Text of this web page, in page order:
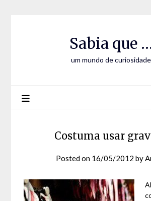
Sabia que
um mundo de
Costuma usar
Posted on 16/05/2012 by